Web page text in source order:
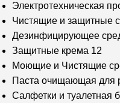
Электротехническая
Чистящие и защитные
Дезинфицирующее
Защитные крема 12
Моющие и Чистящие
Паста очищающая для
Салфетки и туалетная